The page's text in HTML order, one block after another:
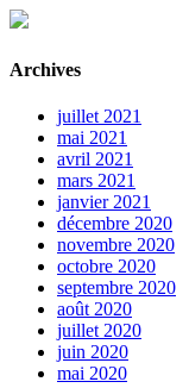
Archives
juillet 2021
mai 2021
avril 2021
mars 2021
janvier 2021
décembre 2020
novembre 2020
octobre 2020
septembre 2020
août 2020
juillet 2020
juin 2020
mai 2020